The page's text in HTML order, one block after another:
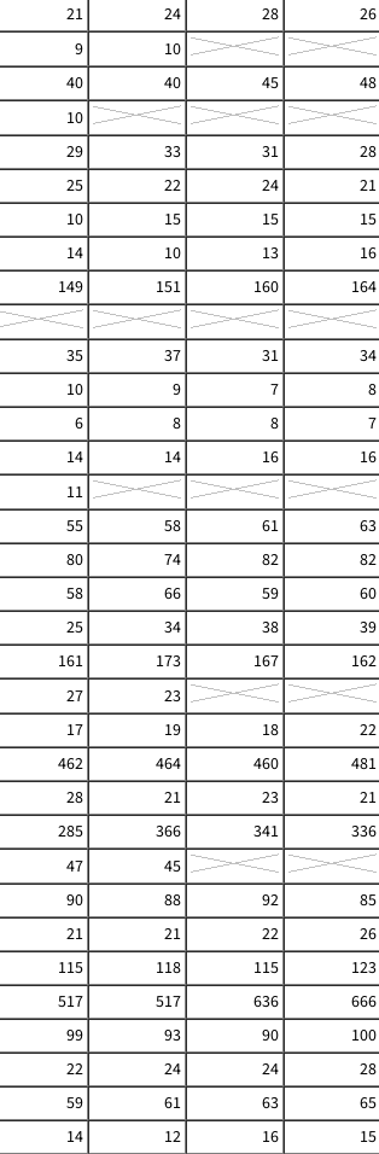
21 24 28
26
9
10
40 40 45
48
10
29 33 31
28
25 22 24
21
10 15 15
15
14 10 13
16
149 151 160
164
35 37 31
34
10 9 7
8
6 8 8
7
14 14 16
16
11
55 58 61
63
80 74 82
82
58 66 59
60
25 34 38
39
161 173 167
162
27
23
17 19 18
22
462 464 460
481
28 21 23
21
285 366 341
336
47
45
90 88 92
85
21 21 22
26
115 118 115
123
517 517 636
666
99 93 90
100
22 24 24
28
59 61 63
65
14 12 16 15